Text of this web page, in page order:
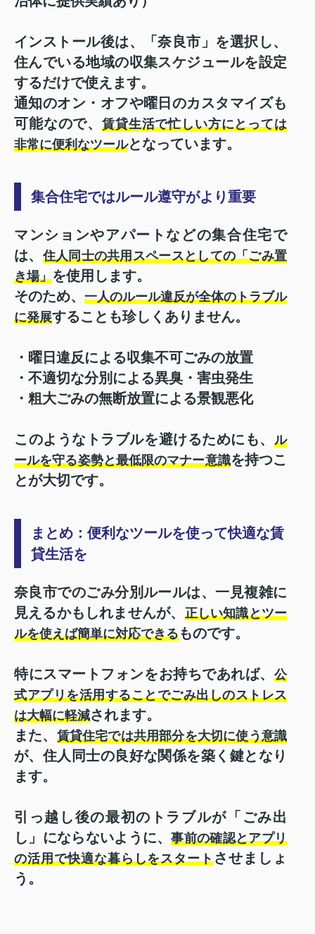
インストール後は、「奈良市」を選択し、
住んでいる地域の収集スケジュールを設定
するだけで使えます。
通知のオン・オフや曜日のカスタマイズも
可能なので、賃貸生活で忙しい方にとっては
非常に便利なツールとなっています。
集合住宅ではルール遵守がより重要
マンションやアパートなどの集合住宅で
は、住人同士の共用スペースとしての「ごみ置
き場」を使用します。
そのため、 一人のルール違反が全体のトラブル
に発展することも珍しくありません。
・曜日違反による収集不可ごみの放置
・不適切な分別による異臭・害虫発生
・粗大ごみの無断放置による景観悪化
このようなトラブルを避けるためにも、 ル
ールを守る姿勢と最低限のマナー意識を持つこ
とが大切です。
まとめ：便利なツールを使って快適な賃
貸生活を
奈良市でのごみ分別ルールは、一見複雑に
見えるかもしれませんが、 正しい知識とツー
ルを使えば簡単に対応できるものです。
特にスマートフォンをお持ちであれば、 公
式アプリを活用することでごみ出しのストレス
は大幅に軽減されます。
また、 賃貸住宅では共用部分を大切に使う意識
が、住人同士の良好な関係を築く鍵となり
ます。
引っ越し後の最初のトラブルが「ごみ出
し」にならないように、事前の確認とアプリ
の活用で快適な暮らしをスタートさせましょ
う。